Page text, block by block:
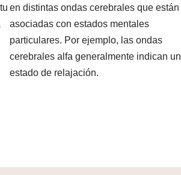
en distintas ondas cerebrales que están
asociadas con estados mentales
particulares. Por ejemplo, las ondas
cerebrales alfa generalmente indican un
estado de relajación.